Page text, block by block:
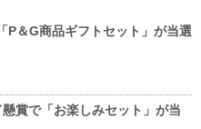
P＆G商品ギフトセット」が当選
賞で「お楽しみセット」が当